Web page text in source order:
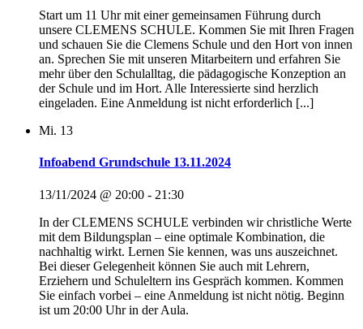
Start um 11 Uhr mit einer gemeinsamen Führung durch
unsere CLEMENS SCHULE. Kommen Sie mit Ihren Fragen
und schauen Sie die Clemens Schule und den Hort von innen
an. Sprechen Sie mit unseren Mitarbeitern und erfahren Sie
mehr über den Schulalltag, die pädagogische Konzeption an
der Schule und im Hort. Alle Interessierte sind herzlich
eingeladen. Eine Anmeldung ist nicht erforderlich [...]
Mi. 13
Infoabend Grundschule 13.11.2024
13/11/2024 @ 20:00 - 21:30
In der CLEMENS SCHULE verbinden wir christliche Werte
mit dem Bildungsplan – eine optimale Kombination, die
nachhaltig wirkt. Lernen Sie kennen, was uns auszeichnet.
Bei dieser Gelegenheit können Sie auch mit Lehrern,
Erziehern und Schuleltern ins Gespräch kommen. Kommen
Sie einfach vorbei – eine Anmeldung ist nicht nötig. Beginn
ist um 20:00 Uhr in der Aula.